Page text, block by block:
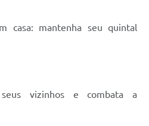
casa: mantenha seu quintal
vizinhos e combata a